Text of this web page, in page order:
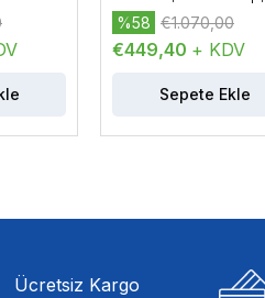
8UI, 4AO, 6DO
€449,40 + KDV
%58 €1.070,00
Sepete Ekle
Ücretsiz Kargo